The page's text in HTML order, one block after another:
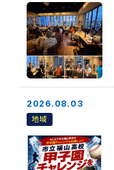
2026.08.03
地域